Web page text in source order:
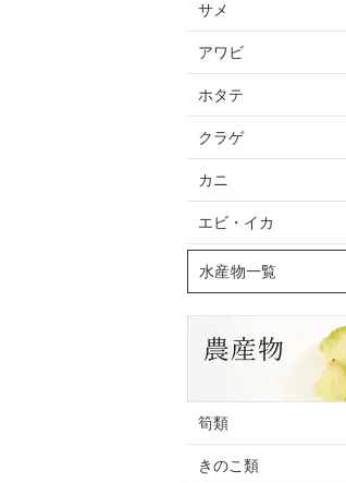
サメ
アワビ
ホタテ
クラゲ
カニ
エビ・イカ
水産物一覧
筍類
きのこ類